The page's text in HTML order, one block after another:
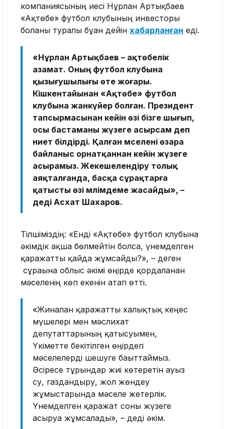
компаниясының иесі Нұрлан Артықбаев
«Ақтөбе» футбол клубының инвесторы
болғаны туралы бұған дейін хабарланған еді.
«Нұрлан Артықбаев – ақтөбелік
азамат. Оның футбол клубына
қызығушылығы өте жоғары.
Кішкентайынан «Ақтөбе» футбол
клубына жанкүйер болған. Президент
тапсырмасынан кейін өзі бізге шығып,
осы бастаманы жүзеге асырсам деп
ниет білдірді. Қалған мәселені өзара
байланыс орнатқаннан кейін жүзеге
асырамыз. Жекешелендіру толық
аяқталғанда, басқа сұрақтарға
қатысты өзі мәлімдеме жасайды», –
деді Асхат Шахаров.
Тілшіміздің: «Енді «Ақтөбе» футбол клубына
әкімдік ақша бөлмейтін болса, үнемделген
қаражатты қайда жұмсайды?», – деген
сұрағына облыс әкімі өңірде қордаланған
мәселенің көп екенін атап өтті.
«Жиналған қаражатты халықтық кеңес
мүшелері мен мәслихат
депутаттарының қатысуымен,
Үкіметте бекітілген өңірдегі
мәселелерді шешуге бағыттаймыз.
Әсіресе тұрғындар жиі көтеретін ауыз
су, газдандыру, жол жөндеу
жұмыстарында мәселе жетерлік.
Үнемделген қаражат соны жүзеге
асыруға жұмсалады», – деді әкім.